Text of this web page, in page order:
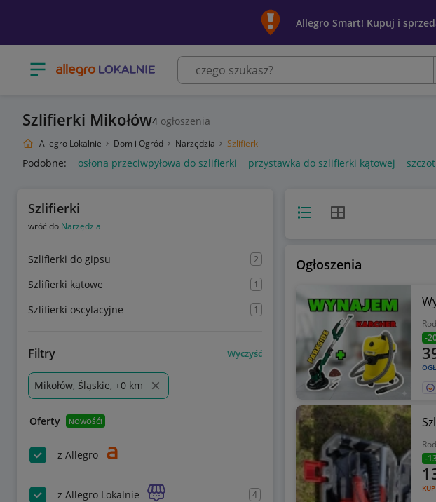
Allegro Smart! Kupuj i
Otwórz menu z kategoriami
Szlifierki Mikołów4 ogłoszenia
Allegro Lokalnie Dom i Ogród Narzędzia Szlifierki
Podobne: osłona przeciwpyłowa do szlifierki przystawka do szlifierki kątowej
Szlifierki
wróć do Narzędzia
Szlifierki do gipsu 2
Szlifierki kątowe 1
Szlifierki oscylacyjne 1
Filtry Wyczyść
Mikołów, Śląskie, +0 km
Oferty NOWOŚĆ!
z Allegro
z Allegro Lokalnie 4
Widok listyWidok siatki
Ogłoszenia
-
-